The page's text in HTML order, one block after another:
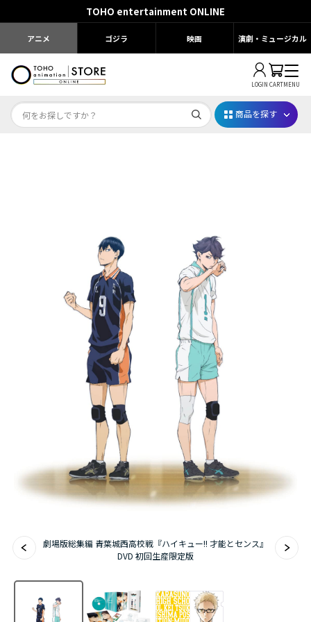
TOHO entertainment ONLINE
アニメ ゴジラ 映画 演劇・ミュージカル
LOGIN CARTMENU
薬屋のひとりごと 夏の園遊会2026
アニメ『僕のヒーローアカデミア』10周年
ハイキュー!!ジャージ＆ユニフォーム
『無職転生Ⅲ ～異世界行ったら本気だす～』
『ふつつかな悪女ではございますが ～雛宮蝶鼠と
商品を探す
劇場版総集編 青葉城西高校戦『ハイキュー!! 才能とセンス』
DVD 初回生産限定版